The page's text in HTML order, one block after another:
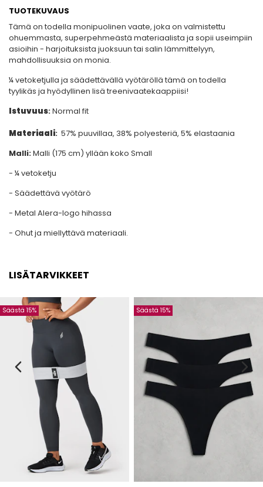
TUOTEKUVAUS
Tämä on todella monipuolinen vaate, joka on valmistettu
ohuemmasta, superpehmeästä materiaalista ja sopii useimpiin
asioihin - harjoituksista juoksuun tai salin lämmittelyyn,
mahdollisuuksia on monia.
¼ vetoketjulla ja säädettävällä vyötäröllä tämä on todella
tyylikäs ja hyödyllinen lisä treenivaatekaappiisi!
Istuvuus:Normal fit
Materiaali: 57% puuvillaa, 38% polyesteriä, 5% elastaania
Malli:Malli (175 cm) yllään koko Small
- ¼ vetoketju
- Säädettävä vyötärö
- Metal Alera-logo hihassa
- Ohut ja miellyttävä materiaali.
LISÄTARVIKKEET
Säästä 15% Säästä 15%